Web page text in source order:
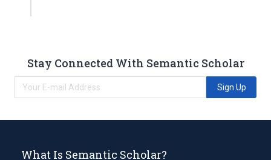
Stay Connected With Semantic Scholar
Sign Up
What Is Semantic Scholar?